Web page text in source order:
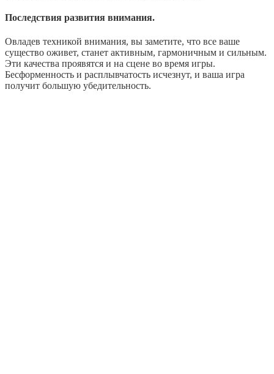
Последствия развития внимания.
Овладев техникой внимания, вы заметите, что все ваше
существо оживет, станет активным, гармоничным и сильным.
Эти качества проявятся и на сцене во время игры.
Бесформенность и расплывчатость исчезнут, и ваша игра
получит большую убедительность.